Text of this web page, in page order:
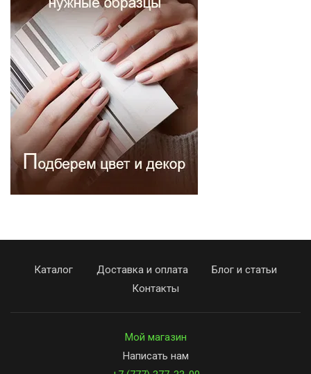
Каталог Доставка и оплата
Блог и статьи
Контакты
Мой магазин
Написать нам